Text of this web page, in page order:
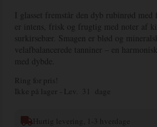
I glasset fremstår den dyb rubinrød
er intens, frisk og frugtig med noter af
surkirsebær. Smagen er blød og
velafbalancerede tanniner – en
med dybde.
Ring for pris!
Ikke på lager
- Lev. 31 dage
Hurtig levering, 1-3 hverdage